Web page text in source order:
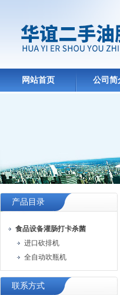
网站首页 公司简
产品目录
食品设备灌肠打卡杀菌
进口砍排机
全自动吹瓶机
联系方式